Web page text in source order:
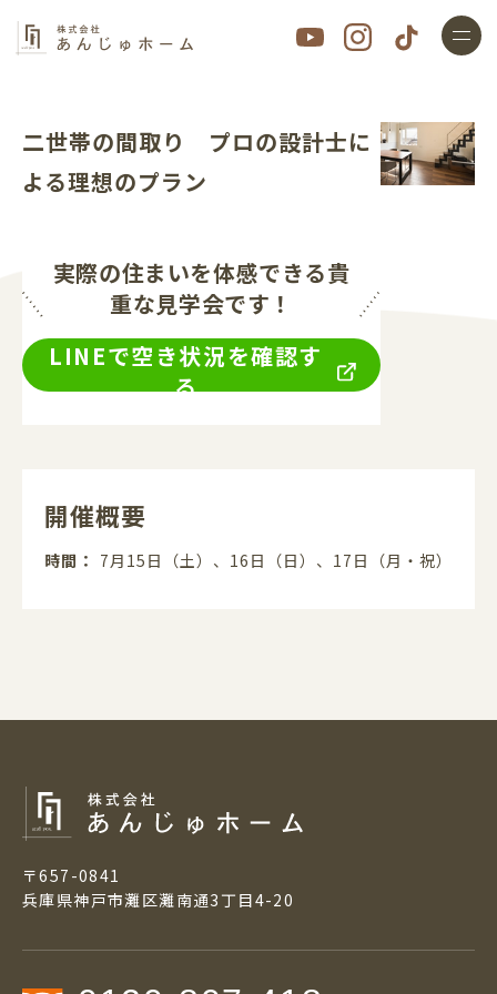
二世帯の間取り プロの設計士に
よる理想のプラン
実際の住まいを体感できる貴
重な見学会です！
LINEで空き状況を確認す
る
開催概要
時間 7月15日（土）、16日（日）、17日（月・祝）
〒657-0841
兵庫県神戸市灘区灘南通3丁目4-20